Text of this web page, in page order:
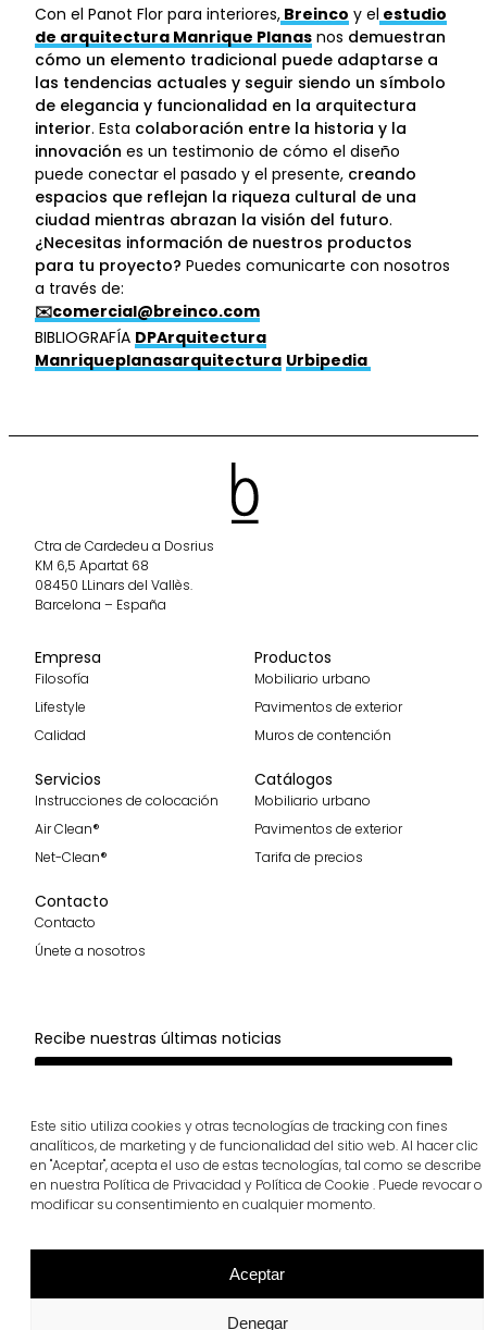
Este sitio utiliza cookies y otras tecnologías de tracking con fines
analíticos, de marketing y de funcionalidad del sitio web. Al hacer clic
en "Aceptar", acepta el uso de estas tecnologías, tal como se describe
en nuestra Política de Privacidad y Política de Cookie . Puede revocar o
modificar su consentimiento en cualquier momento.
Aceptar
Denegar
Con el Panot Flor para interiores, Breinco y el estudio
de arquitectura Manrique Planas nos demuestran
cómo un elemento tradicional puede adaptarse a
las tendencias actuales y seguir siendo un símbolo
de elegancia y funcionalidad en la arquitectura
interior. Esta colaboración entre la historia y la
innovación es un testimonio de cómo el diseño
puede conectar el pasado y el presente, creando
espacios que reflejan la riqueza cultural de una
ciudad mientras abrazan la visión del futuro.
¿Necesitas información de nuestros productos
para tu proyecto? Puedes comunicarte con nosotros
a través de:
✉️comercial@breinco.com
BIBLIOGRAFÍA DPArquitectura
Manriqueplanasarquitectura Urbipedia
Ctra de Cardedeu a Dosrius
KM 6,5 Apartat 68
08450 LLinars del Vallès.
Barcelona – España
Empresa
Filosofía
Lifestyle
Calidad
Productos
Mobiliario urbano
Pavimentos de exterior
Muros de contención
Servicios
Instrucciones de colocación
Air Clean®
Net-Clean®
Catálogos
Mobiliario urbano
Pavimentos de exterior
Tarifa de precios
Contacto
Contacto
Únete a nosotros
Recibe nuestras últimas noticias
Síguenos
Cookies
Privacidad Ética